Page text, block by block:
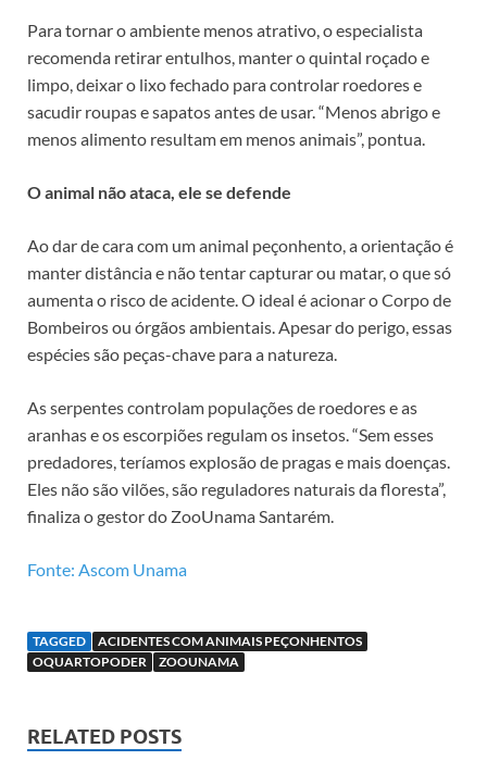
Para tornar o ambiente menos atrativo, o especialista
recomenda retirar entulhos, manter o quintal roçado e
limpo, deixar o lixo fechado para controlar roedores e
sacudir roupas e sapatos antes de usar. “Menos abrigo e
menos alimento resultam em menos animais”, pontua.
O animal não ataca, ele se defende
Ao dar de cara com um animal peçonhento, a orientação é
manter distância e não tentar capturar ou matar, o que só
aumenta o risco de acidente. O ideal é acionar o Corpo de
Bombeiros ou órgãos ambientais. Apesar do perigo, essas
espécies são peças-chave para a natureza.
As serpentes controlam populações de roedores e as
aranhas e os escorpiões regulam os insetos. “Sem esses
predadores, teríamos explosão de pragas e mais doenças.
Eles não são vilões, são reguladores naturais da floresta”,
finaliza o gestor do ZooUnama Santarém.
Fonte: Ascom Unama
TAGGED
ACIDENTES COM ANIMAIS PEÇONHENTOS
OQUARTOPODER
ZOOUNAMA
RELATED POSTS